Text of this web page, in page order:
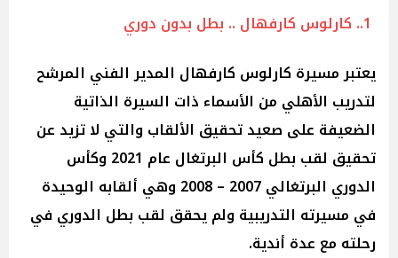
1.. كارلوس كارفهال .. بطل بدون دوري
يعتبر مسيرة كارلوس كارفهال المدير الفني المرشح
لتدريب الأهلي من الأسماء ذات السيرة الذاتية
الضعيفة على صعيد تحقيق الألقاب والتي لا تزيد عن
تحقيق لقب بطل كأس البرتغال عام 2021 وكأس
الدوري البرتغالي 2007 – 2008 وهي ألقابه الوحيدة
في مسيرته التدريبية ولم يحقق لقب بطل الدوري في
رحلته مع عدة أندية.